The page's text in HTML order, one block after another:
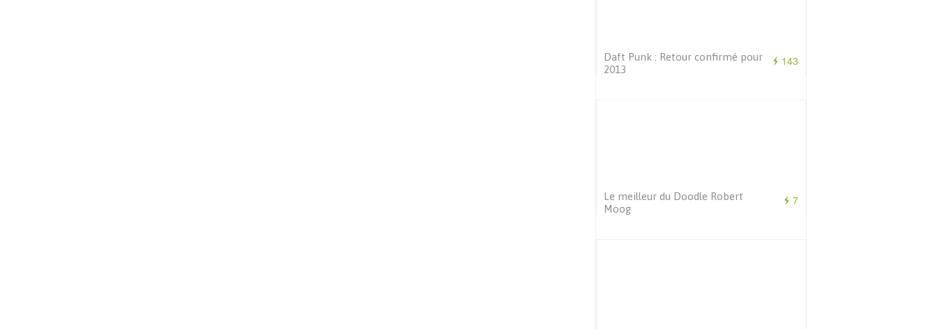
143
Daft Punk : Retour confirmé pour
2013
7
Le meilleur du Doodle Robert
Moog